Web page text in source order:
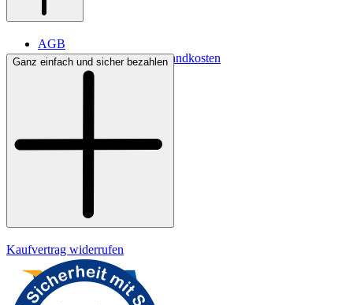
AGB
Lieferbedingungen & Versandkosten
Bezahlung
Ganz einfach und sicher bezahlen
Kaufvertrag widerrufen